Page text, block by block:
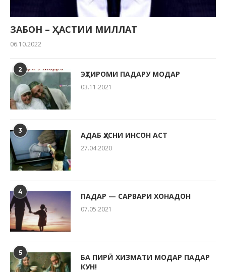
ЗАБОН – ҲАСТИИ МИЛЛАТ
06.10.2022
2 ЭҲТИРОМИ ПАДАРУ МОДАР
03.11.2021
3 АДАБ ҲУСНИ ИНСОН АСТ
27.04.2020
4 ПАДАР — САРВАРИ ХОНАДОН
07.05.2021
5
БА ПИРӢ ХИЗМАТИ МОДАР ПАДАР
КУН!